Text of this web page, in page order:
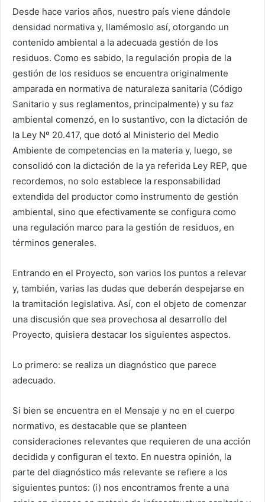
Desde hace varios años, nuestro país viene dándole
densidad normativa y, llamémoslo así, otorgando un
contenido ambiental a la adecuada gestión de los
residuos. Como es sabido, la regulación propia de la
gestión de los residuos se encuentra originalmente
amparada en normativa de naturaleza sanitaria (Código
Sanitario y sus reglamentos, principalmente) y su faz
ambiental comenzó, en lo sustantivo, con la dictación de
la Ley Nº 20.417, que dotó al Ministerio del Medio
Ambiente de competencias en la materia y, luego, se
consolidó con la dictación de la ya referida Ley REP, que
recordemos, no solo establece la responsabilidad
extendida del productor como instrumento de gestión
ambiental, sino que efectivamente se configura como
una regulación marco para la gestión de residuos, en
términos generales.
Entrando en el Proyecto, son varios los puntos a relevar
y, también, varias las dudas que deberán despejarse en
la tramitación legislativa. Así, con el objeto de comenzar
una discusión que sea provechosa al desarrollo del
Proyecto, quisiera destacar los siguientes aspectos.
Lo primero: se realiza un diagnóstico que parece
adecuado.
Si bien se encuentra en el Mensaje y no en el cuerpo
normativo, es destacable que se planteen
consideraciones relevantes que requieren de una acción
decidida y configuran el texto. En nuestra opinión, la
parte del diagnóstico más relevante se refiere a los
siguientes puntos: (i) nos encontramos frente a una